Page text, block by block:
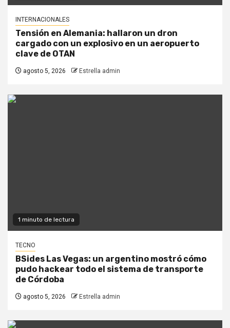
INTERNACIONALES
Tensión en Alemania: hallaron un dron
cargado con un explosivo en un aeropuerto
clave de OTAN
agosto 5, 2026 Estrella admin
1 minuto de lectura
TECNO
BSides Las Vegas: un argentino mostró cómo
pudo hackear todo el sistema de transporte
de Córdoba
agosto 5, 2026 Estrella admin